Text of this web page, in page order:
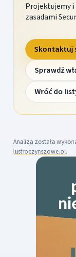
Projektujemy
zasadami
Skontaktuj
Sprawdź
Wróć do
Analiza została
lustroczynszowe.pl.